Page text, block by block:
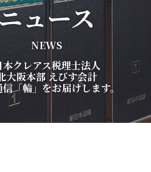
ュース
NEWS
本クレアス税理士法人
大阪本部 えびす会計
信「輪 」 をお届けします。